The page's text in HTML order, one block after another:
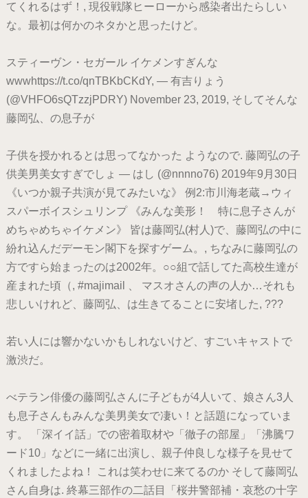
てくれるはず！, 現役戦隊ヒーローから感染者出たらしい
な。最初は何かのネタかと思ったけど。
スティーヴン・セガール イケメンすぎんな
wwwhttps://t.co/qnTBKbCKdY, — 有吉りょう
(@VHFO6sQTzzjPDRY) November 23, 2019, そしてそんな
藤岡弘、の息子が
子供を授かれるとは思ってなかった ようなので. 藤岡弘の子
供美男美女すぎでしょ — はし (@nnnno76) 2019年9月30日
《いつか親子共演が見てみたいな》 例2:市川海老蔵→ウィ
スパーボイスシュリンプ 《みんな美形！ 特に息子さんが
めちゃめちゃイケメン》 皆は藤岡弘(村人)で、藤岡弘の中に
紛れ込んだデーモン閣下を探すゲーム。, ちなみに藤岡弘の
方ですら始まったのは2002年。○○組で話してた高校生達が
産まれた頃（, #majimail 、 マスオさんの声の人か…それも
悲しいけれど、藤岡弘、は生きてることに安堵した, ???
若い人には響かないかもしれないけど、すごいキャストで
激渋だ。
べテラン俳優の藤岡弘さんに子どもが4人いて、娘さん3人
も息子さんもみんな美男美女で凄い！と話題になっていま
す。 「深イイ話」での密着取材や「徹子の部屋」「沸騰ワ
ード10」などに一緒に出演し、親子仲良しな様子を見せて
くれましたよね！ これは笑わせに来てるのか そして藤岡弘
さん自身は. 終幕三部作の二話目「桜井警部補・哀愁の十字